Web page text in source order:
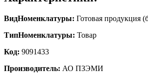
ВидНоменклатуры: Готовая продукция
ТипНоменклатуры: Товар
Код: 9091433
Производитель: АО ПЗЭМИ